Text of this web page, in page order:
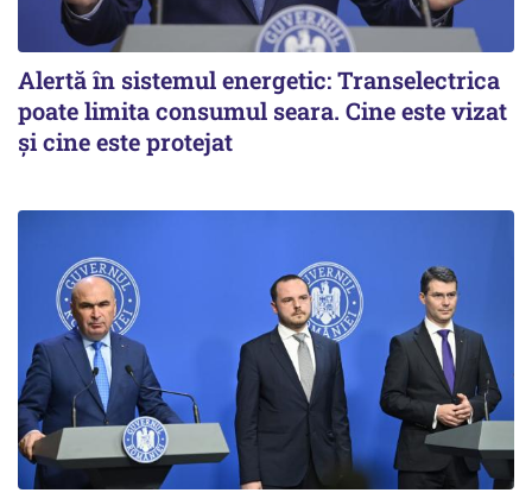
Alertă în sistemul energetic: Transelectrica
poate limita consumul seara. Cine este vizat
și cine este protejat